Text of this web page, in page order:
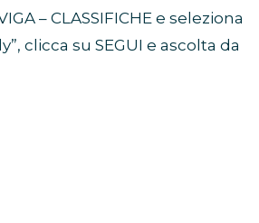
– CLASSIFICHE e seleziona
clicca su SEGUI e ascolta da